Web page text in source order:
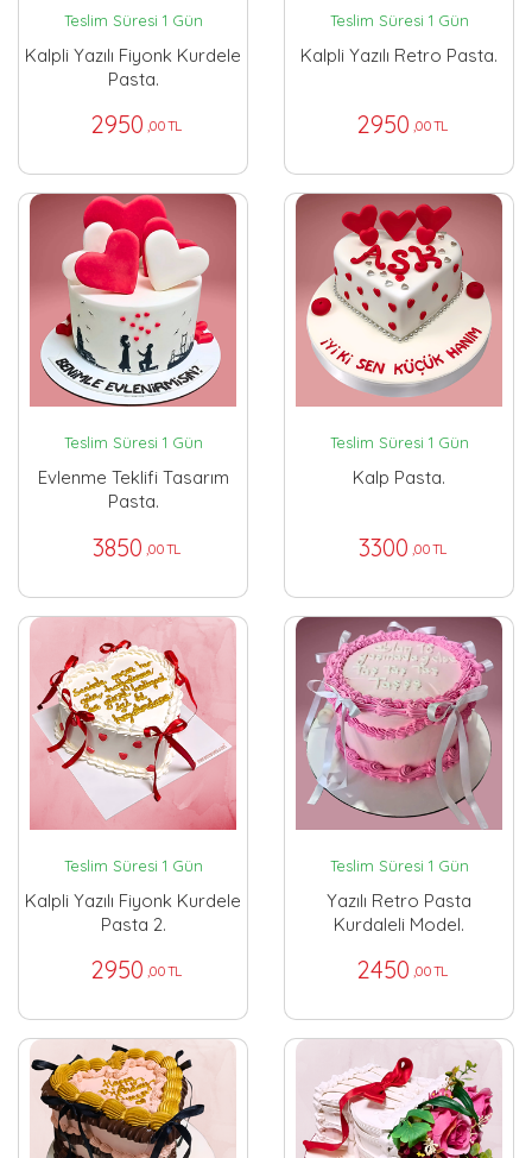
Teslim Süresi 1 Gün
Kalpli Yazılı Fiyonk Kurdele
Pasta.
2950 ,00 TL
Teslim Süresi 1 Gün
Kalpli Yazılı Retro Pasta.
2950 ,00 TL
Teslim Süresi 1 Gün
Evlenme Teklifi Tasarım
Pasta.
3850 ,00 TL
Teslim Süresi 1 Gün
Kalp Pasta.
3300 ,00 TL
Teslim Süresi 1 Gün
Kalpli Yazılı Fiyonk Kurdele
Pasta 2.
2950 ,00 TL
Teslim Süresi 1 Gün
Yazılı Retro Pasta
Kurdaleli Model.
2450 ,00 TL